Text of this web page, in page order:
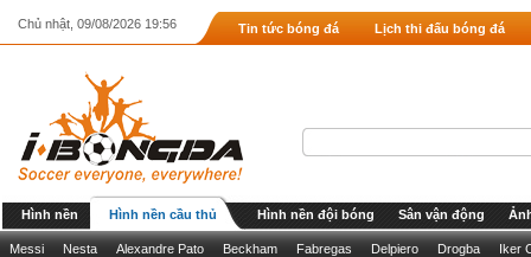
Chủ nhật, 09/08/2026 19:56 Tin tức bóng đá Lịch thi đấu bóng đá
Hình nền Hình nền cầu thủ Hình nền đội bóng Sân vận động
Messi Nesta Alexandre Pato Beckham Fabregas Delpiero Drogba Iker